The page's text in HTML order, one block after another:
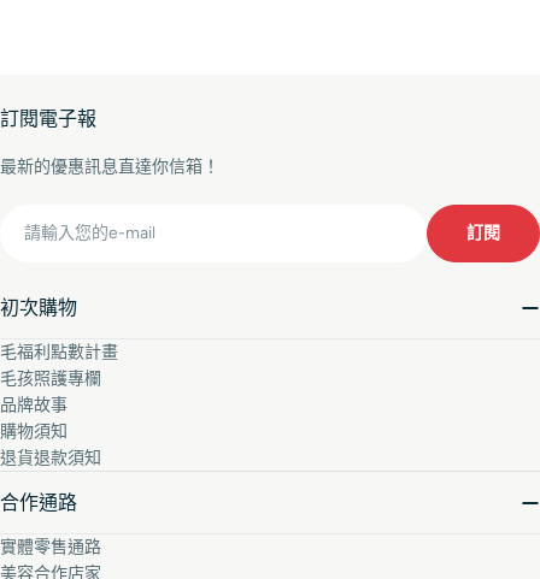
初次購物
毛福利點數計畫
毛孩照護專欄
品牌故事
購物須知
退貨退款須知
合作通路
實體零售通路
美容合作店家
訂閱電子報
最新的優惠訊息直達你信箱！
訂閱